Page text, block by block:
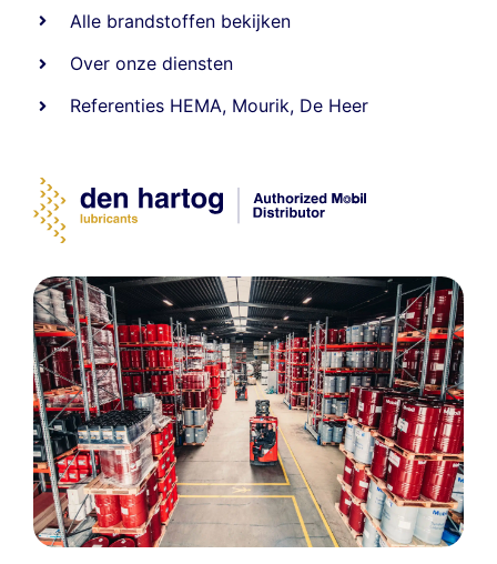
Alle brandstoffen bekijken
Over onze diensten
Referenties HEMA, Mourik, De Heer